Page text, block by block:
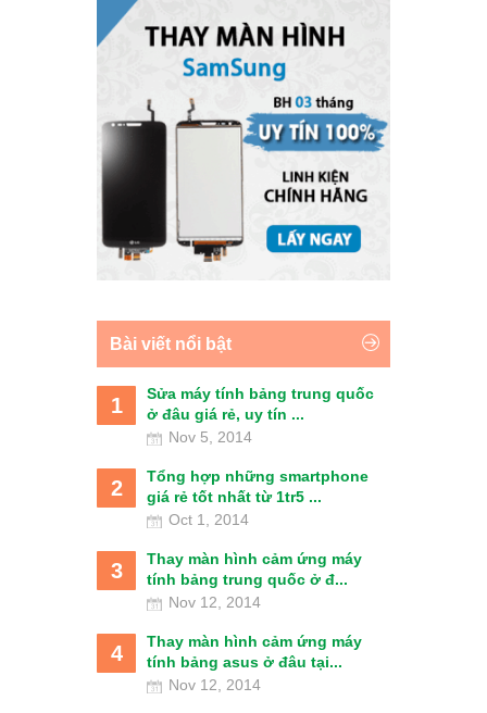
Bài viết nổi bật
1
Sửa máy tính bảng trung quốc
ở đâu giá rẻ, uy tín ...
Nov 5, 2014
2
Tổng hợp những smartphone
giá rẻ tốt nhất từ 1tr5 ...
Oct 1, 2014
3
Thay màn hình cảm ứng máy
tính bảng trung quốc ở đ...
Nov 12, 2014
4
Thay màn hình cảm ứng máy
tính bảng asus ở đâu tại...
Nov 12, 2014